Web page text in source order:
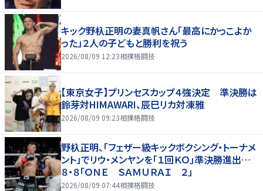
キック野杁正明の妻真帆さん「最高にかっこよか
った」２人の子どもと勝利を祝う
2026/08/09 12:23相撲格闘技
【東京女子】プリンセスカップ４強決定 準決勝は
鈴芽対HIMAWARI、辰巳リカ対凍雅
2026/08/09 09:23相撲格闘技
野杁正明、「フェザー級キックボクシング・トーナメ
ント」でリウ・メンヤンを「１回ＫＯ」準決勝進出…
８・８「ＯＮＥ ＳＡＭＵＲＡＩ ２」
2026/08/09 07:44相撲格闘技